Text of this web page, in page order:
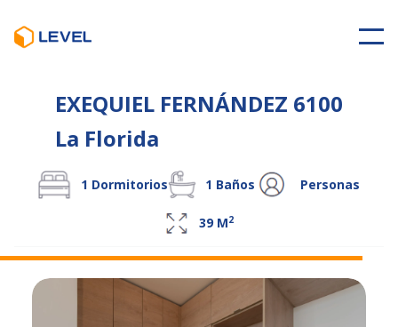
EXEQUIEL FERNÁNDEZ 6100
La Florida
1 Dormitorios 1 Baños Personas
39 M2